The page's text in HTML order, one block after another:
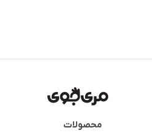
محصولات